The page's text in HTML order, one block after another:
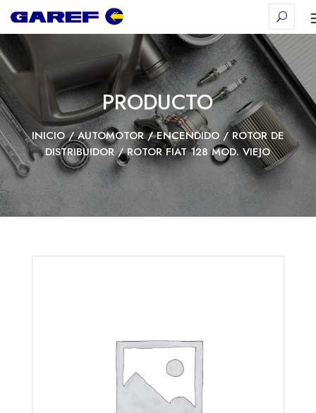
PRODUCTO
INICIO/AUTOMOTOR/ENCENDIDO/ ROTOR DE
DISTRIBUIDOR/ ROTOR FIAT 128 MOD. VIEJO